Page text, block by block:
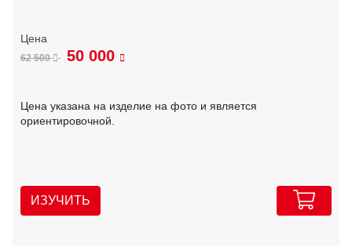
62 500 50 000
Цена указана на изделие на фото и является
ориентировочной.
ИЗУЧИТЬ